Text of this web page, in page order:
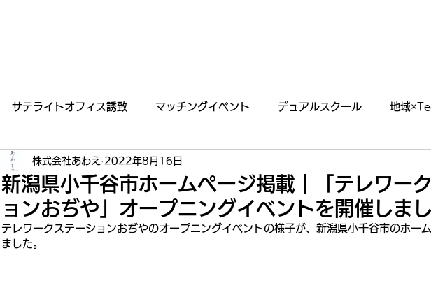
サテライトオフィス誘致 マッチングイベント デュアルスクール 地域
受賞歴 お知らせ 掲載・出演情報
新潟県小千谷市ホームページ掲載｜「テレワー
ョンおぢや」オープニングイベントを開催しま
株式会社あわえ 2022年8月16日
テレワークステーションおぢやのオープニングイベントの様子が、新潟県小千谷市のホー
ました。